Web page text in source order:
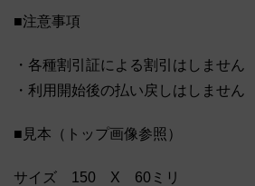
■注意事項
・各種割引証による割引はしません
・利用開始後の払い戻しはしません
■見本（トップ画像参照）
サイズ 150 X 60ミリ